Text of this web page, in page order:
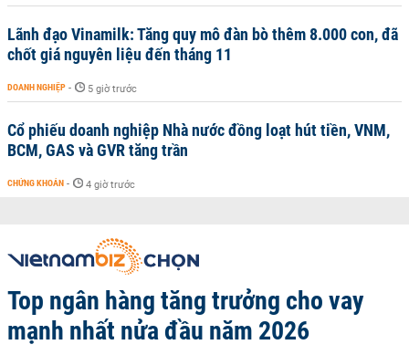
Lãnh đạo Vinamilk: Tăng quy mô đàn bò thêm 8.000 con, đã
chốt giá nguyên liệu đến tháng 11
DOANH NGHIỆP - 5 giờ trước
Cổ phiếu doanh nghiệp Nhà nước đồng loạt hút tiền, VNM,
BCM, GAS và GVR tăng trần
CHỨNG KHOÁN - 4 giờ trước
Top ngân hàng tăng trưởng cho vay
mạnh nhất nửa đầu năm 2026